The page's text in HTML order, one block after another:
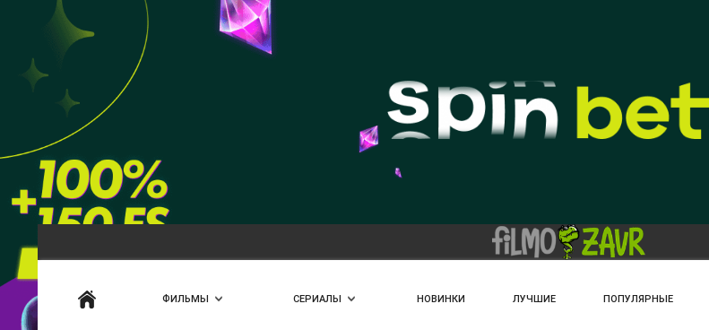
ФИЛЬМЫ СЕРИАЛЫ НОВИНКИ ЛУЧШИЕ ПОПУЛЯРНЫЕ